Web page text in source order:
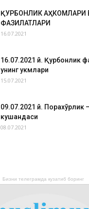
ҚУРБОНЛИК АҲКОМЛАРИ
ФАЗИЛАТЛАРИ
16.07.2021
16.07.2021 й. Қурбонлик
унинг ҳукмлари
15.07.2021
09.07.2021 й. Порахўрлик
кушандаси
08.07.2021
Бизни телеграмда кузатиб боринг